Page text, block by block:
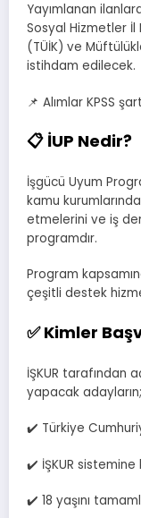
Yayımlanan
Sosyal Hizmetler İl
(TÜİK) ve
istihdam edilecek.
📌 Alımlar KPSS
📋 İUP Nedir?
İşgücü Uyum
kamu
etmelerini ve iş
programdır.
Program
çeşitli destek
✅ Kimler
İŞKUR tarafından
yapacak adayların;
✔️ Türkiye
✔️ İŞKUR sistemine
✔️ 18 yaşını